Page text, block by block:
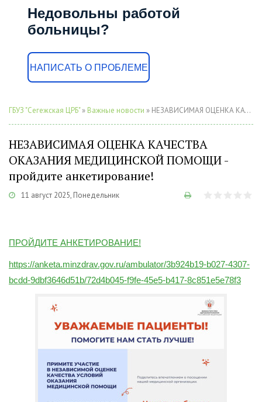
Недовольны работой
больницы?
НАПИСАТЬ О ПРОБЛЕМЕ
ГБУЗ "Сегежская ЦРБ"» Важные новости » НЕЗАВИСИМАЯ ОЦЕНКА КАЧЕСТВА ОКАЗАНИЯ МЕДИЦИНСКОЙ ПОМОЩИ - пройдите анкетирование!
НЕЗАВИСИМАЯ ОЦЕНКА КАЧЕСТВА
ОКАЗАНИЯ МЕДИЦИНСКОЙ ПОМОЩИ -
пройдите анкетирование!
11 август 2025, Понедельник
ПРОЙДИТЕ АНКЕТИРОВАНИЕ!
https://anketa.minzdrav.gov.ru/ambulator/3b924b19-b027-4307-
bcdd-9dbf3646d51b/72d4b045-f9fe-45e5-b417-8c851e5e78f3